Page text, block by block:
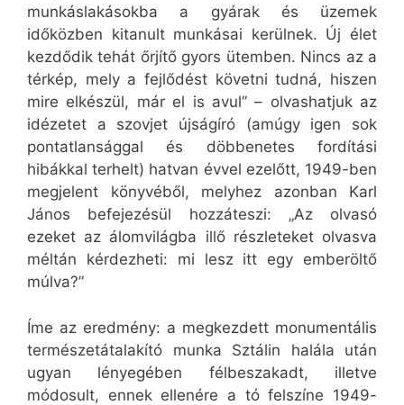
munkáslakásokba a gyárak és üzemek
időközben kitanult munkásai kerülnek. Új élet
kezdődik tehát őrjítő gyors ütemben. Nincs az a
térkép, mely a fejlődést követni tudná, hiszen
mire elkészül, már el is avul” – olvashatjuk az
idézetet a szovjet újságíró (amúgy igen sok
pontatlansággal és döbbenetes fordítási
hibákkal terhelt) hatvan évvel ezelőtt, 1949-ben
megjelent könyvéből, melyhez azonban Karl
János befejezésül hozzáteszi: „Az olvasó
ezeket az álomvilágba illő részleteket olvasva
méltán kérdezheti: mi lesz itt egy emberöltő
múlva?”
Íme az eredmény: a megkezdett monumentális
természetátalakító munka Sztálin halála után
ugyan lényegében félbeszakadt, illetve
módosult, ennek ellenére a tó felszíne 1949-